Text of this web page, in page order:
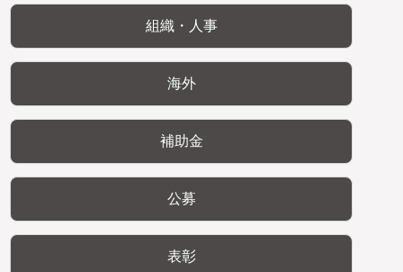
組織・人事
海外
補助金
公募
表彰